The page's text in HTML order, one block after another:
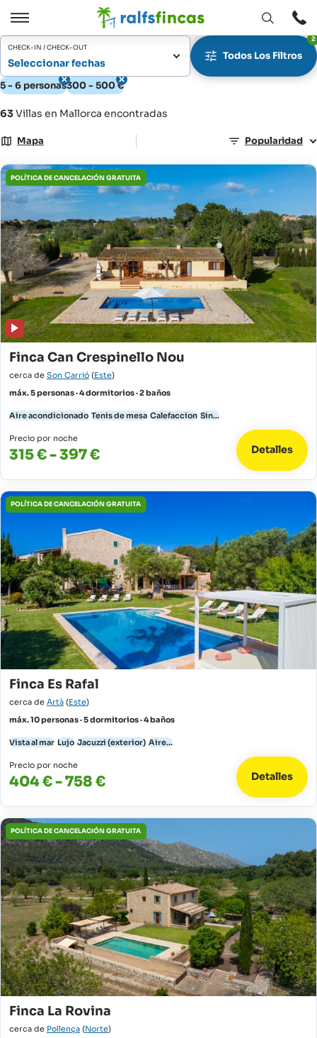
Abrir
/
Cerrar
Abrir
ventana
CHECK-IN / CHECK-OUT
Seleccionar fechas
Todos Los Filtros
2
5 - 6 personas300 - 500 €
63Villas en Mallorca encontradas
Mapa | Popularidad
POLÍTICA DE CANCELACIÓN GRATUITA
Finca Can Crespinello Nou
cerca de Son Carrió (Este)
máx. 5 personas · 4 dormitorios · 2 baños
Aire acondicionado Tenis de mesa Calefaccion Sin...
Precio por noche
315 € - 397 € Detalles
POLÍTICA DE CANCELACIÓN GRATUITA
Finca Es Rafal
cerca de Artà (Este)
máx. 10 personas · 5 dormitorios · 4 baños
Vista al mar Lujo Jacuzzi (exterior) Aire...
Precio por noche
404 € - 758 € Detalles
POLÍTICA DE CANCELACIÓN GRATUITA
Finca La Rovina
cerca de Pollença (Norte)